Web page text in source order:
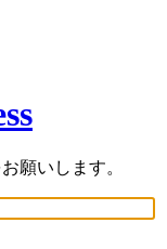
願いします。